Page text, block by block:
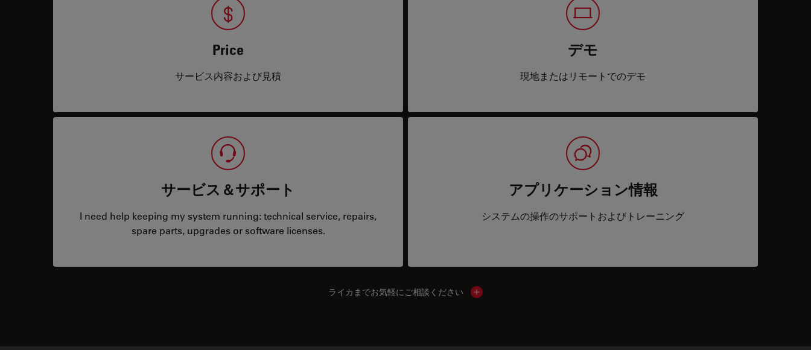
Price
サービス内容および見積
デモ
現地またはリモートでのデモ
サービス＆サポート
I need help keeping my system running: technical service, repairs,
spare parts, upgrades or software licenses.
アプリケーション情報
システムの操作のサポートおよびトレーニング
ライカまでお気軽にご相談ください Show local contacts